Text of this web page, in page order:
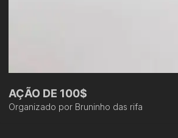
AÇÃO DE 100$
Organizado por Bruninho das rifa